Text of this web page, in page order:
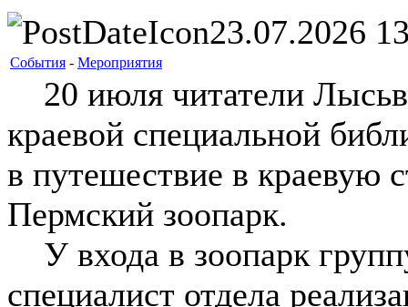
23.07.2026
События - Мероприятия
20 июля читатели
краевой специальной
в путешествие в краевую
Пермский зоопарк.
У входа в зоопарк
специалист отдела